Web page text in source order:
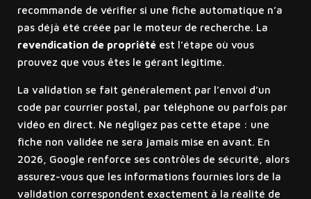
recommande de vérifier si une fiche automatique n’a
pas déjà été créée par le moteur de recherche. La
revendication de propriétéest l’étape où vous
prouvez que vous êtes le gérant légitime.
La validation se fait généralement par l’envoi d’un
code par courrier postal, par téléphone ou parfois par
vidéo en direct. Ne négligez pas cette étape : une
fiche non validée ne sera jamais mise en avant. En
2026, Google renforce ses contrôles de sécurité, alors
assurez-vous que les informations fournies lors de la
validation correspondent exactement à la réalité de